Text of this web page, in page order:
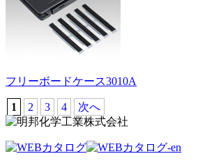
フリーボードケース3010A
1 2 3 4 次へ